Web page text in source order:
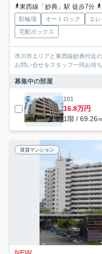
東西線「妙典」駅 徒歩7分
駐輪場 オートロック エ
宅配ボックス
市川市エリアと東西線妙典付近
お問い合せをスタッフ一同お待
募集中の部屋
101
16.8万円
1階 / 69.26
賃貸マンション